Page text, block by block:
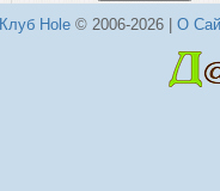
Клуб Hole© 2006-2026 | О